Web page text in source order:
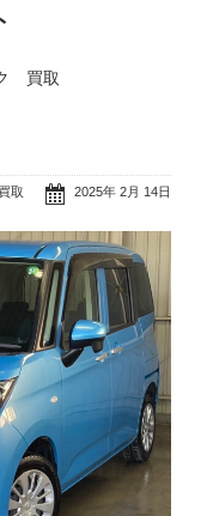
買取
2025年 2月 14日
取